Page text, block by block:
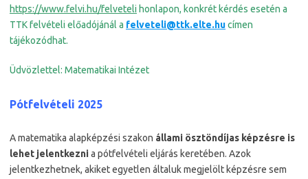
https://www.felvi.hu/felveteli honlapon, konkrét kérdés esetén a
TTK felvételi előadójánál a felveteli@ttk.elte.hucímen
tájékozódhat.
Üdvözlettel: Matematikai Intézet
Pótfelvételi 2025
A matematika alapképzési szakon állami ösztöndíjas képzésre is
lehet jelentkeznia pótfelvételi eljárás keretében. Azok
jelentkezhetnek, akiket egyetlen általuk megjelölt képzésre sem